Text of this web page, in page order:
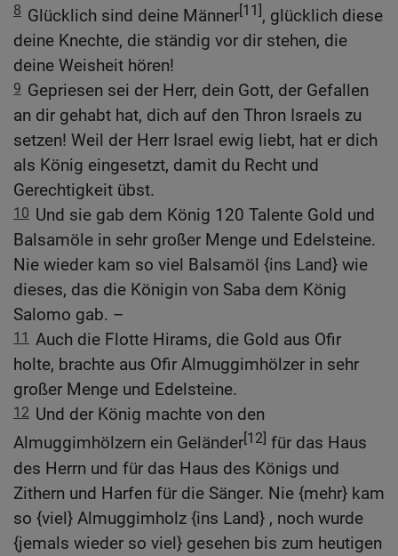
8 Glücklich sind deine Männer[11], glücklich diese
deine Knechte, die ständig vor dir stehen, die
deine Weisheit hören!
9 Gepriesen sei der Herr, dein Gott, der Gefallen
an dir gehabt hat, dich auf den Thron Israels zu
setzen! Weil der Herr Israel ewig liebt, hat er dich
als König eingesetzt, damit du Recht und
Gerechtigkeit übst.
10 Und sie gab dem König 120 Talente Gold und
Balsamöle in sehr großer Menge und Edelsteine.
Nie wieder kam so viel Balsamöl {ins Land} wie
dieses, das die Königin von Saba dem König
Salomo gab. –
11 Auch die Flotte Hirams, die Gold aus Ofir
holte, brachte aus Ofir Almuggimhölzer in sehr
großer Menge und Edelsteine.
12 Und der König machte von den
Almuggimhölzern ein Geländer[12] für das Haus
des Herrn und für das Haus des Königs und
Zithern und Harfen für die Sänger. Nie {mehr} kam
so {viel} Almuggimholz {ins Land} , noch wurde
{jemals wieder so viel} gesehen bis zum heutigen